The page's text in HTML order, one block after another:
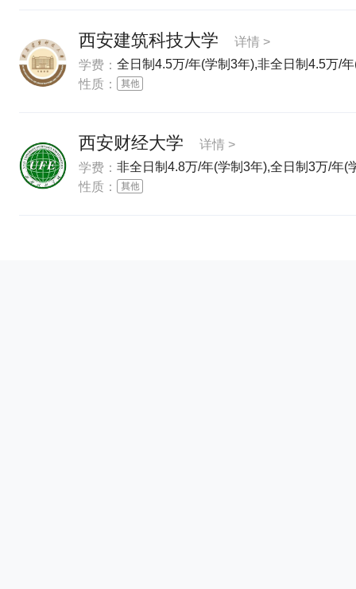
西安建筑科技大学
详情 >
学费： 全日制4.5万/年(学制3年),非全日制4.5万/
性质：
西安财经大学
详情 >
学费： 非全日制4.8万/年(学制3年),全日制3万/年(
性质：